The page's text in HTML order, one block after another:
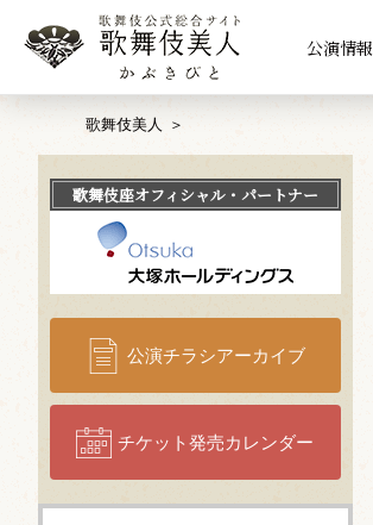
公演情報
歌舞伎美人
歌舞伎座オフィシャル・パートナー
公演チラシアーカイブ
チケット発売カレンダー